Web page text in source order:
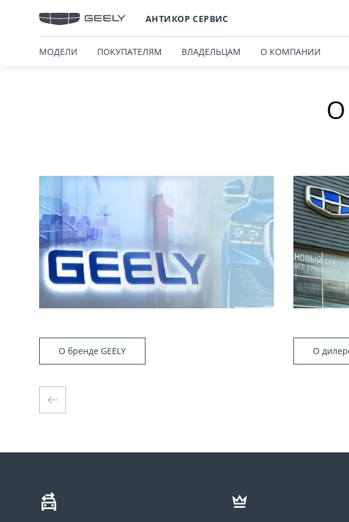
АНТИКОР СЕРВИС
МОДЕЛИ ПОКУПАТЕЛЯМ ВЛАДЕЛЬЦАМ О КОМПАНИИ
О бренде GEELY О